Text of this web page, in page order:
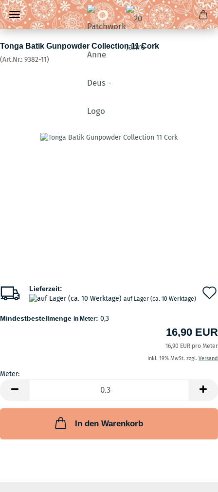
Tonga Batik Gunpowder Collection 11 Cork
(Art.Nr.: 9382-11)
Lieferzeit:
auf Lager (ca. 10 Werktage)
Mindestbestellmenge in Meter: 0,3
16,90 EUR
16,90 EUR pro Meter
inkl. 19% MwSt. zzgl. Versand
Meter:
In den Warenkorb